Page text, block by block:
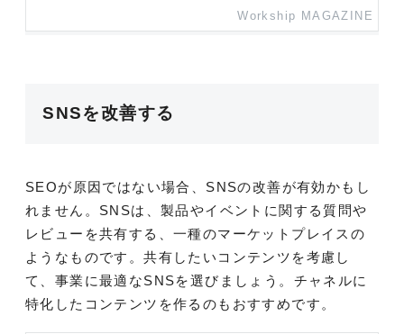
Workship MAGAZINE
SNSを改善する
SEOが原因ではない場合、SNSの改善が有効かもし
れません。SNSは、製品やイベントに関する質問や
レビューを共有する、一種のマーケットプレイスの
ようなものです。共有したいコンテンツを考慮し
て、事業に最適なSNSを選びましょう。チャネルに
特化したコンテンツを作るのもおすすめです。